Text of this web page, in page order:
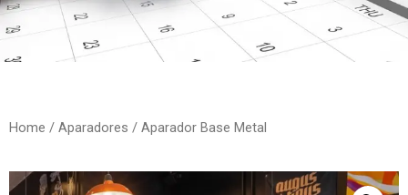
Home / Aparadores / Aparador Base Metal